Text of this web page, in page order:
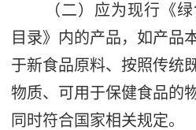
（二）应为现行《
目录》内的产品，如产品
于新食品原料、按照传统
物质、可用于保健食品的
同时符合国家相关规定。